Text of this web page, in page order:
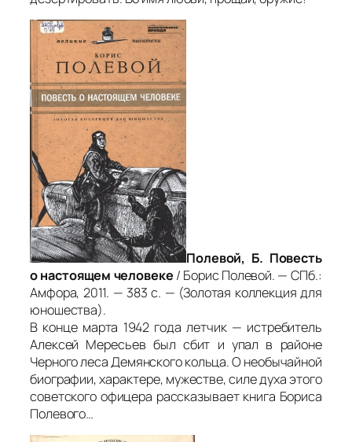
Полевой, Б. Повесть
о настоящем человеке / Борис Полевой. — СПб.:
Амфора, 2011. — 383 с. — (Золотая коллекция для
юношества).
В конце марта 1942 года летчик — истребитель
Алексей Мересьев был сбит и упал в районе
Черного леса Демянского кольца. О необычайной
биографии, характере, мужестве, силе духа этого
советского офицера рассказывает книга Бориса
Полевого…